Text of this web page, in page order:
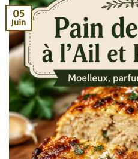
05
Juin